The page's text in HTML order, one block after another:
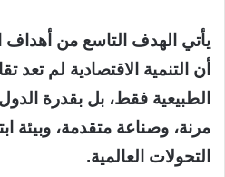
يأتي الهدف التاسع من أهداف
أن التنمية الاقتصادية لم تعد
الطبيعية فقط، بل بقدرة
مرنة، وصناعة متقدمة، وبيئة
التحولات العالمية.